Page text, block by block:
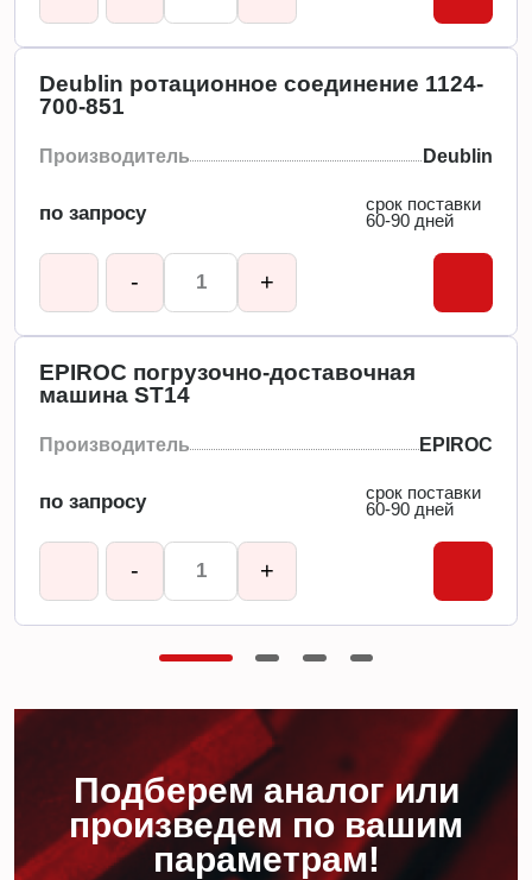
Deublin ротационное соединение 1124-
700-851
Производитель Deublin
по запросу
срок поставки
60-90 дней
- +
EPIROC погрузочно-доставочная
машина ST14
Производитель EPIROC
по запросу
срок поставки
60-90 дней
- +
Подберем аналог или
произведем по вашим
параметрам!